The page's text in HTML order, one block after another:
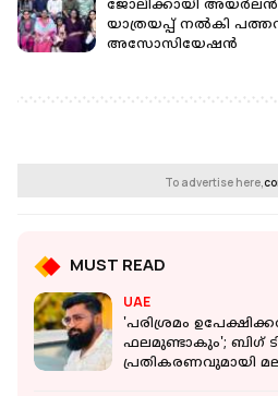
ജോലിക്കായി
യാത്രയപ്പ് നൽകി
അസോസിയേഷൻ
To advertise here,
MUST READ
UAE
'പരിശ്രമം
ഫലമുണ്ടാകും'; ബി​ഗ്
പ്രതികരണവുമായി